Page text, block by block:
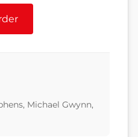
Michael Gwynn,